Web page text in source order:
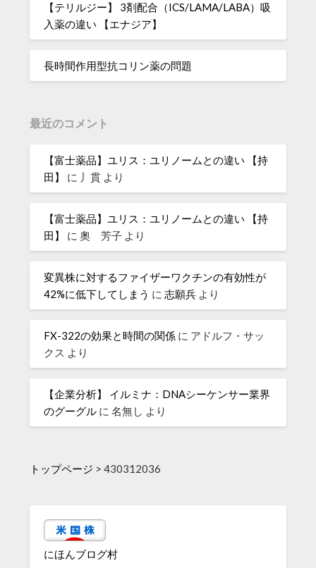
【テリルジー】 3剤配合（ICS/LAMA/LABA）吸
入薬の違い 【エナジア】
長時間作用型抗コリン薬の問題
最近のコメント
【富士薬品】ユリス：ユリノームとの違い 【持
田】
に 丿貫 より
【富士薬品】ユリス：ユリノームとの違い 【持
田】
に奧 芳子 より
変異株に対するファイザーワクチンの有効性が
42%に低下してしまう に志願兵 より
FX-322の効果と時間の関係 に アドルフ・サッ
クス より
【企業分析】 イルミナ：DNAシーケンサー業界
のグーグル に名無し より
トップページ >430312036
にほんブログ村